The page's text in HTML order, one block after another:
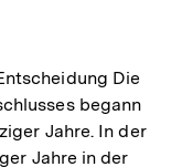
Die
begann
Jahre. In der
Jahre in der